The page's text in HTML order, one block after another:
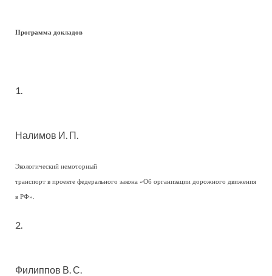
Программа докладов
1.
Налимов И. П.
Экологический немоторный
транспорт в проекте федерального закона «Об организации дорожного движения
в РФ».
2.
Филиппов В. С.